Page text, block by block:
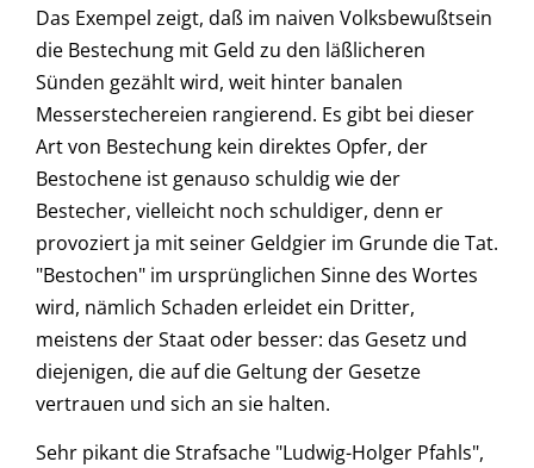
Das Exempel zeigt, daß im naiven Volksbewußtsein
die Bestechung mit Geld zu den läßlicheren
Sünden gezählt wird, weit hinter banalen
Messerstechereien rangierend. Es gibt bei dieser
Art von Bestechung kein direktes Opfer, der
Bestochene ist genauso schuldig wie der
Bestecher, vielleicht noch schuldiger, denn er
provoziert ja mit seiner Geldgier im Grunde die Tat.
"Bestochen" im ursprünglichen Sinne des Wortes
wird, nämlich Schaden erleidet ein Dritter,
meistens der Staat oder besser: das Gesetz und
diejenigen, die auf die Geltung der Gesetze
vertrauen und sich an sie halten.
Sehr pikant die Strafsache "Ludwig-Holger Pfahls",